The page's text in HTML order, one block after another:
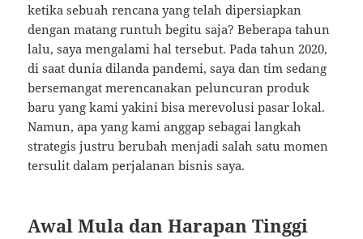
ketika sebuah rencana yang telah dipersiapkan
dengan matang runtuh begitu saja? Beberapa tahun
lalu, saya mengalami hal tersebut. Pada tahun 2020,
di saat dunia dilanda pandemi, saya dan tim sedang
bersemangat merencanakan peluncuran produk
baru yang kami yakini bisa merevolusi pasar lokal.
Namun, apa yang kami anggap sebagai langkah
strategis justru berubah menjadi salah satu momen
tersulit dalam perjalanan bisnis saya.
Awal Mula dan Harapan Tinggi